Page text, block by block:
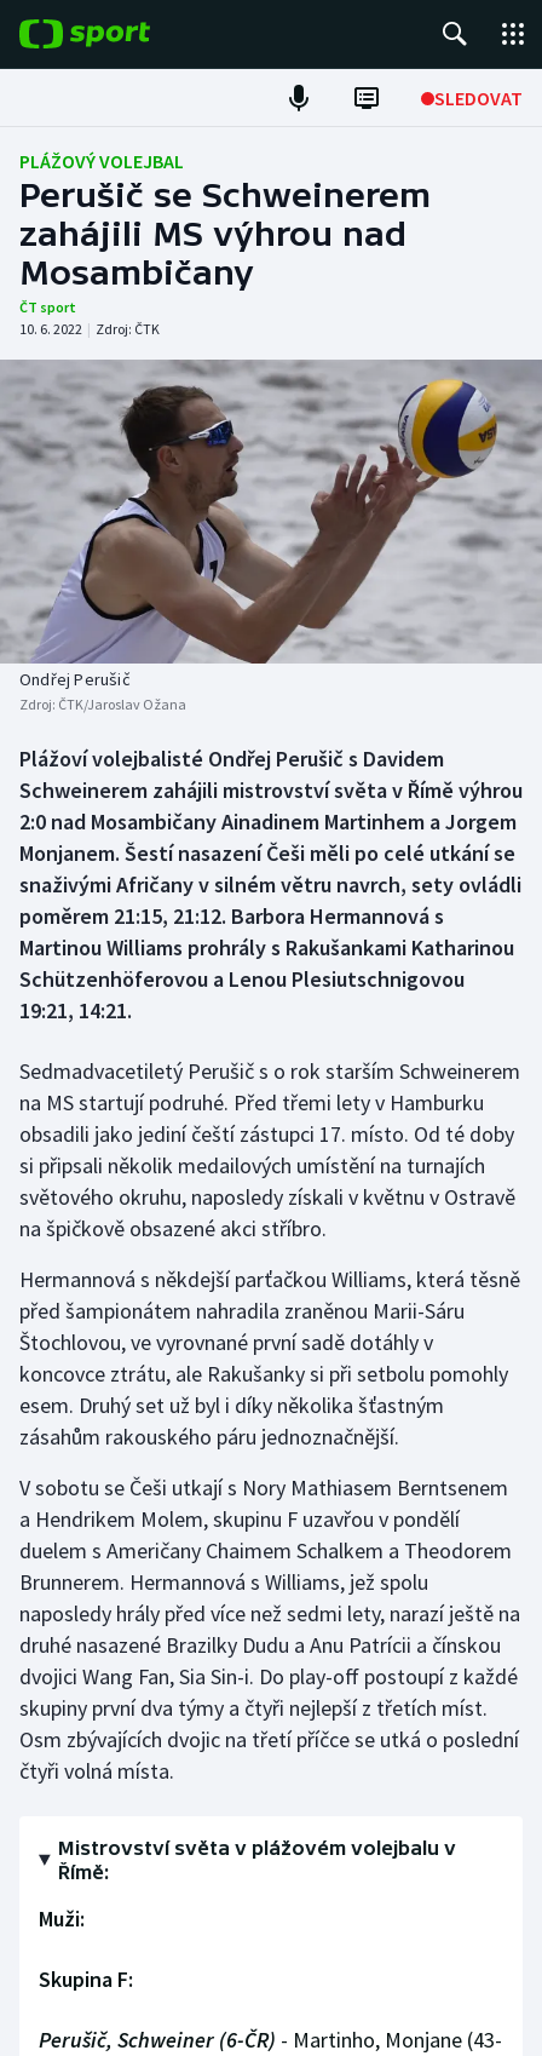
SLEDOVAT
Fotbal
Hokej
Tenis
Atletika
Cyklistika
DALŠÍ SPORTY
Americký fotbal
Baseball a softbal
Basketbal
Biatlon
Box
Curling
Dostihy
Florbal
Futsal
Golf
Gymnastika
Házená
Judo
Krasobruslení
Lezení
Lyže a snowboard
Moderní pětiboj
Motorsport
Olympijské hry
Parasport
Plavání
Plážový volejbal
NEPŘEHLÉDNĚTE
Soutěže
Historické návraty
Aplikace ČT sport
PLÁŽOVÝ VOLEJBAL
Perušič se Schweinerem
zahájili MS výhrou nad
Mosambičany
ČT sport
10. 6. 2022 | Zdroj: ČTK
Ondřej Perušič
Zdroj: ČTK/Jaroslav Ožana
Plážoví volejbalisté Ondřej Perušič s Davidem
Schweinerem zahájili mistrovství světa v Římě výhrou
2:0 nad Mosambičany Ainadinem Martinhem a Jorgem
Monjanem. Šestí nasazení Češi měli po celé utkání se
snaživými Afričany v silném větru navrch, sety ovládli
poměrem 21:15, 21:12. Barbora Hermannová s
Martinou Williams prohrály s Rakušankami Katharinou
Schützenhöferovou a Lenou Plesiutschnigovou
19:21, 14:21.
Sedmadvacetiletý Perušič s o rok starším Schweinerem
na MS startují podruhé. Před třemi lety v Hamburku
obsadili jako jediní čeští zástupci 17. místo. Od té doby
si připsali několik medailových umístění na turnajích
světového okruhu, naposledy získali v květnu v Ostravě
na špičkově obsazené akci stříbro.
Hermannová s někdejší parťačkou Williams, která těsně
před šampionátem nahradila zraněnou Marii-Sáru
Štochlovou, ve vyrovnané první sadě dotáhly v
koncovce ztrátu, ale Rakušanky si při setbolu pomohly
esem. Druhý set už byl i díky několika šťastným
zásahům rakouského páru jednoznačnější.
V sobotu se Češi utkají s Nory Mathiasem Berntsenem
a Hendrikem Molem, skupinu F uzavřou v pondělí
duelem s Američany Chaimem Schalkem a Theodorem
Brunnerem. Hermannová s Williams, jež spolu
naposledy hrály před více než sedmi lety, narazí ještě na
druhé nasazené Brazilky Dudu a Anu Patrícii a čínskou
dvojici Wang Fan, Sia Sin-i. Do play-off postoupí z každé
skupiny první dva týmy a čtyři nejlepší z třetích míst.
Osm zbývajících dvojic na třetí příčce se utká o poslední
čtyři volná místa.
Mistrovství světa v plážovém volejbalu v
Římě:
Muži:
Skupina F:
Perušič, Schweiner (6-ČR) - Martinho, Monjane (43-